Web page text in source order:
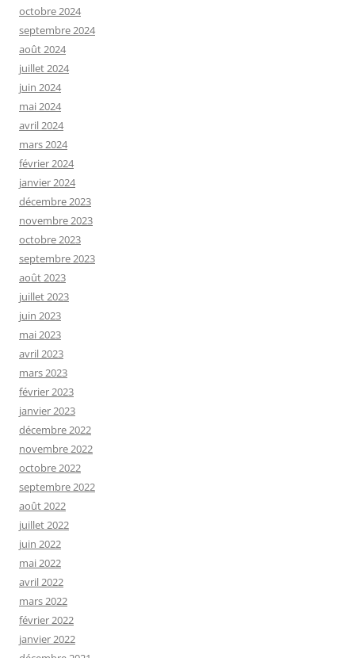
octobre 2024
septembre 2024
août 2024
juillet 2024
juin 2024
mai 2024
avril 2024
mars 2024
février 2024
janvier 2024
décembre 2023
novembre 2023
octobre 2023
septembre 2023
août 2023
juillet 2023
juin 2023
mai 2023
avril 2023
mars 2023
février 2023
janvier 2023
décembre 2022
novembre 2022
octobre 2022
septembre 2022
août 2022
juillet 2022
juin 2022
mai 2022
avril 2022
mars 2022
février 2022
janvier 2022